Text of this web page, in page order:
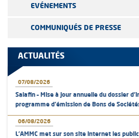
EVÉNEMENTS
COMMUNIQUÉS DE PRESSE
ACTUALITÉS
07/08/2026
Salafin – Mise à jour annuelle du dossier
programme d'émission de Bons de
06/08/2026
L’AMMC met sur son site internet les